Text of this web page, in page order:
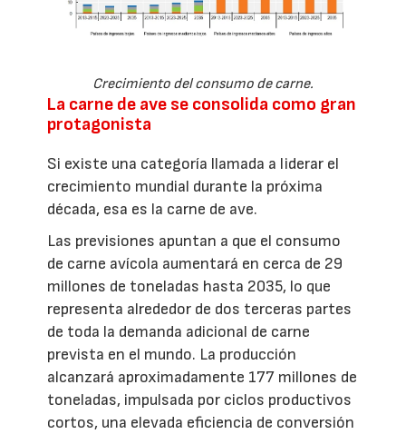
Crecimiento del consumo de carne.
La carne de ave se consolida como gran
protagonista
Si existe una categoría llamada a liderar el
crecimiento mundial durante la próxima
década, esa es la carne de ave.
Las previsiones apuntan a que el consumo
de carne avícola aumentará en cerca de 29
millones de toneladas hasta 2035, lo que
representa alrededor de dos terceras partes
de toda la demanda adicional de carne
prevista en el mundo. La producción
alcanzará aproximadamente 177 millones de
toneladas, impulsada por ciclos productivos
cortos, una elevada eficiencia de conversión